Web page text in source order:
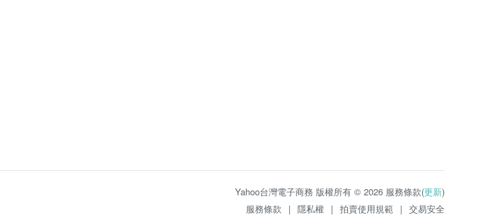
Yahoo台灣電子商務 版權所有 © 2026 服務條款(更新)
服務條款
| 隱私權 | 拍賣使用規範 | 交易安全